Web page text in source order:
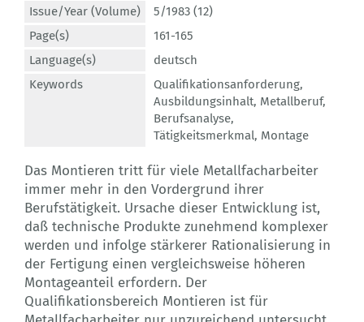
Issue/Year (Volume)
5/1983 (12)
Page(s)
161-165
Language(s)
deutsch
Keywords
Qualifikationsanforderung,
Ausbildungsinhalt, Metallberuf,
Berufsanalyse,
Tätigkeitsmerkmal, Montage
Das Montieren tritt für viele Metallfacharbeiter
immer mehr in den Vordergrund ihrer
Berufstätigkeit. Ursache dieser Entwicklung ist,
daß technische Produkte zunehmend komplexer
werden und infolge stärkerer Rationalisierung in
der Fertigung einen vergleichsweise höheren
Montageanteil erfordern. Der
Qualifikationsbereich Montieren ist für